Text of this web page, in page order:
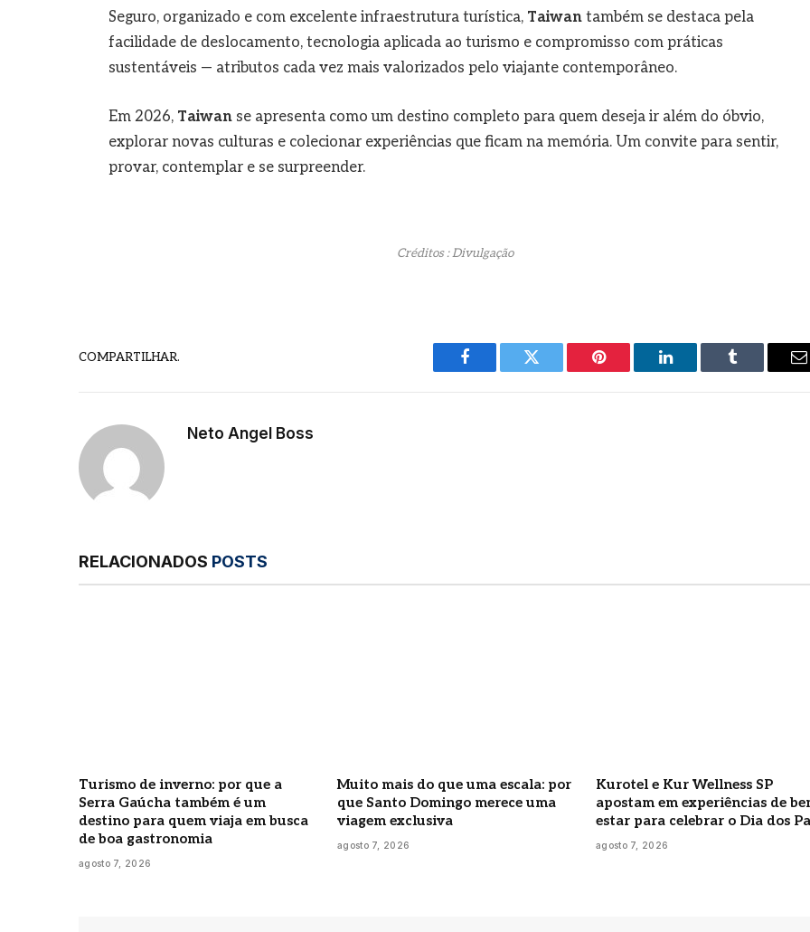
Seguro, organizado e com excelente infraestrutura turística, Taiwantambém se destaca pela
facilidade de deslocamento, tecnologia aplicada ao turismo e compromisso com práticas
sustentáveis — atributos cada vez mais valorizados pelo viajante contemporâneo.
Em 2026, Taiwanse apresenta como um destino completo para quem deseja ir além do óbvio,
explorar novas culturas e colecionar experiências que ficam na memória. Um convite para sentir,
provar, contemplar e se surpreender.
Créditos : Divulgação
COMPARTILHAR.
Facebook Twitter Pinterest LinkedIn Tumblr
Neto Angel Boss
RELACIONADOS POSTS
Turismo de inverno: por que a
Serra Gaúcha também é um
destino para quem viaja em busca
de boa gastronomia
agosto 7, 2026
Muito mais do que uma escala: por
que Santo Domingo merece uma
viagem exclusiva
agosto 7, 2026
Kurotel e Kur Wellness SP
apostam em experiências de
estar para celebrar o Dia dos
agosto 7, 2026